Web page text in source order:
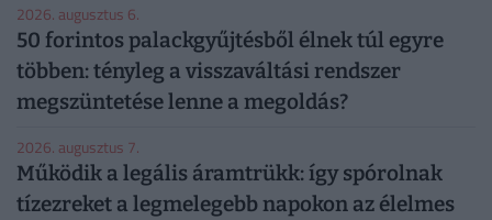
2026. augusztus 6.
50 forintos palackgyűjtésből élnek túl egyre
többen: tényleg a visszaváltási rendszer
megszüntetése lenne a megoldás?
2026. augusztus 7.
Működik a legális áramtrükk: így spórolnak
tízezreket a legmelegebb napokon az élelmes